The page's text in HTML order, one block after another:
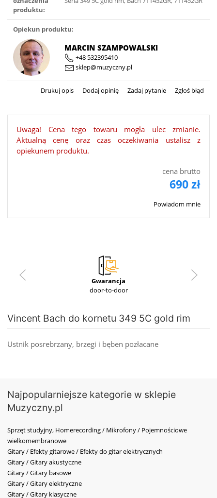
produktu:
Opiekun produktu:
MARCIN SZAMPOWALSKI
+48 532395410
sklep@muzyczny.pl
Drukuj opis Dodaj opinię Zadaj pytanie Zgłoś błąd
Uwaga! Cena tego towaru mogła ulec zmianie.
Aktualną cenę oraz czas oczekiwania ustalisz z
opiekunem produktu.
cena brutto
690 zł
Powiadom mnie
Gwarancja
door-to-door
Vincent Bach do kornetu 349 5C gold rim
Ustnik posrebrzany, brzegi i bęben pozłacane
Najpopularniejsze kategorie w sklepie
Muzyczny.pl
Sprzęt studyjny, Homerecording / Mikrofony / Pojemnościowe
wielkomembranowe
Gitary / Efekty gitarowe / Efekty do gitar elektrycznych
Gitary / Gitary akustyczne
Gitary / Gitary basowe
Gitary / Gitary elektryczne
Gitary / Gitary klasyczne